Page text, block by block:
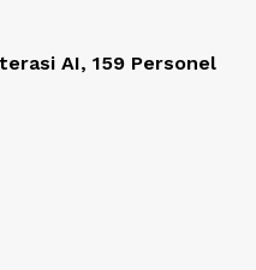
AI, 159 Personel